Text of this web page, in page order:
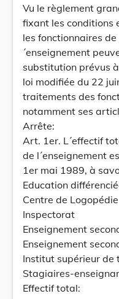
Vu le règlement
fixant les conditions
les fonctionnaires
´enseignement
substitution prévus
loi modifiée du 22
traitements des
notamment ses
Arrête:
Art. 1er. L´effectif
de l´enseignement
1er mai 1989, à
Education
Centre de Logopédie
Inspectorat
Enseignement
Enseignement
Institut supérieur de
Stagiaires-
Effectif total: